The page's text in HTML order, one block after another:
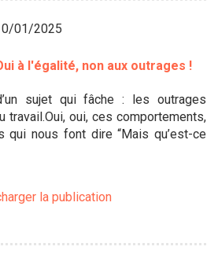
01/2025
à l'égalité, non aux outrages !
sujet qui fâche : les outrages
oui, ces comportements,
qui nous font dire “Mais qu’est-ce
la publication